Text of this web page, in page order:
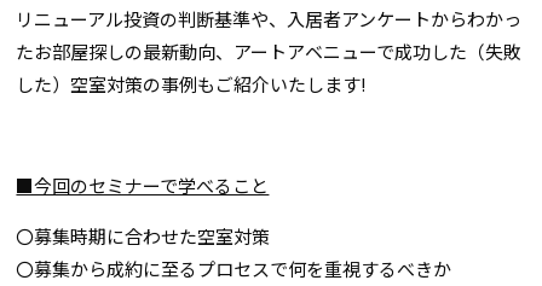
リニューアル投資の判断基準や、入居者アンケートからわかっ
たお部屋探しの最新動向、アートアベニューで成功した（失敗
した）空室対策の事例もご紹介いたします!
■今回のセミナーで学べること
〇募集時期に合わせた空室対策
〇募集から成約に至るプロセスで何を重視するべきか